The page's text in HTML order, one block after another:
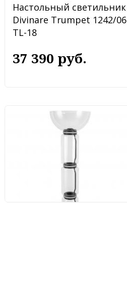
Настольный светильник
Divinare Trumpet 1242/06
TL-18
37 390 руб.
Торшер Divinare
Trumpet 1242/06 PN-30
68 990 руб.